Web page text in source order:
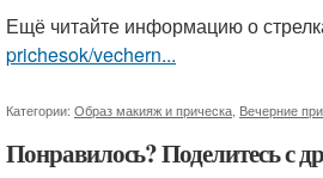
Ещё читайте информацию о
prichesok/vechern...
Категории: Образ макияж и прическа Вечерние
Понравилось? Поделитесь с